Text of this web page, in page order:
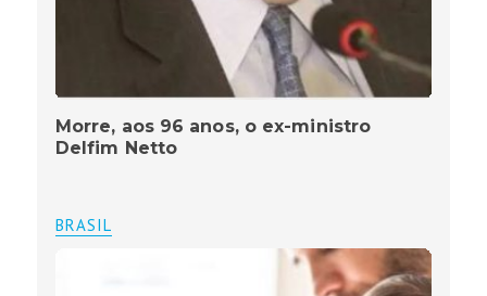
Morre, aos 96 anos, o ex-ministro
Delfim Netto
BRASIL